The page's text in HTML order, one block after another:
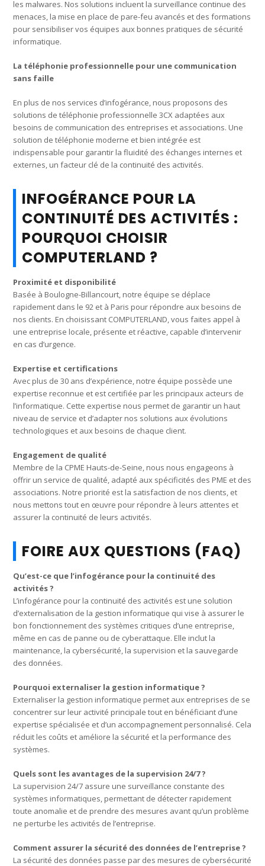
les malwares. Nos solutions incluent la surveillance continue des
menaces, la mise en place de pare-feu avancés et des formations
pour sensibiliser vos équipes aux bonnes pratiques de sécurité
informatique.
La téléphonie professionnelle pour une communication
sans faille
En plus de nos services d’infogérance, nous proposons des
solutions de téléphonie professionnelle 3CX adaptées aux
besoins de communication des entreprises et associations. Une
solution de téléphonie moderne et bien intégrée est
indispensable pour garantir la fluidité des échanges internes et
externes, un facteur clé de la continuité des activités.
INFOGÉRANCE POUR LA
CONTINUITÉ DES ACTIVITÉS :
POURQUOI CHOISIR
COMPUTERLAND ?
Proximité et disponibilité
Basée à Boulogne-Billancourt, notre équipe se déplace
rapidement dans le 92 et à Paris pour répondre aux besoins de
nos clients. En choisissant COMPUTERLAND, vous faites appel à
une entreprise locale, présente et réactive, capable d’intervenir
en cas d’urgence.
Expertise et certifications
Avec plus de 30 ans d’expérience, notre équipe possède une
expertise reconnue et est certifiée par les principaux acteurs de
l’informatique. Cette expertise nous permet de garantir un haut
niveau de service et d’adapter nos solutions aux évolutions
technologiques et aux besoins de chaque client.
Engagement de qualité
Membre de la CPME Hauts-de-Seine, nous nous engageons à
offrir un service de qualité, adapté aux spécificités des PME et des
associations. Notre priorité est la satisfaction de nos clients, et
nous mettons tout en œuvre pour répondre à leurs attentes et
assurer la continuité de leurs activités.
FOIRE AUX QUESTIONS (FAQ)
Qu’est-ce que l’infogérance pour la continuité des
activités ?
L’infogérance pour la continuité des activités est une solution
d’externalisation de la gestion informatique qui vise à assurer le
bon fonctionnement des systèmes critiques d’une entreprise,
même en cas de panne ou de cyberattaque. Elle inclut la
maintenance, la cybersécurité, la supervision et la sauvegarde
des données.
Pourquoi externaliser la gestion informatique ?
Externaliser la gestion informatique permet aux entreprises de se
concentrer sur leur activité principale tout en bénéficiant d’une
expertise spécialisée et d’un accompagnement personnalisé. Cela
réduit les coûts et améliore la sécurité et la performance des
systèmes.
Quels sont les avantages de la supervision 24/7 ?
La supervision 24/7 assure une surveillance constante des
systèmes informatiques, permettant de détecter rapidement
toute anomalie et de prendre des mesures avant qu’un problème
ne perturbe les activités de l’entreprise.
Comment assurer la sécurité des données de l’entreprise ?
La sécurité des données passe par des mesures de cybersécurité